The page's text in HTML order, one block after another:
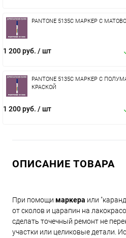
PANTONE 5135C МАРКЕР С
1 200 руб. / шт
PANTONE 5135C МАРКЕР С
КРАСКОЙ
1 200 руб. / шт
ОПИСАНИЕ ТОВАРА
При помощи маркера или
от сколов и царапин на
сделать точечный ремонт не
участки или целиковые детали.